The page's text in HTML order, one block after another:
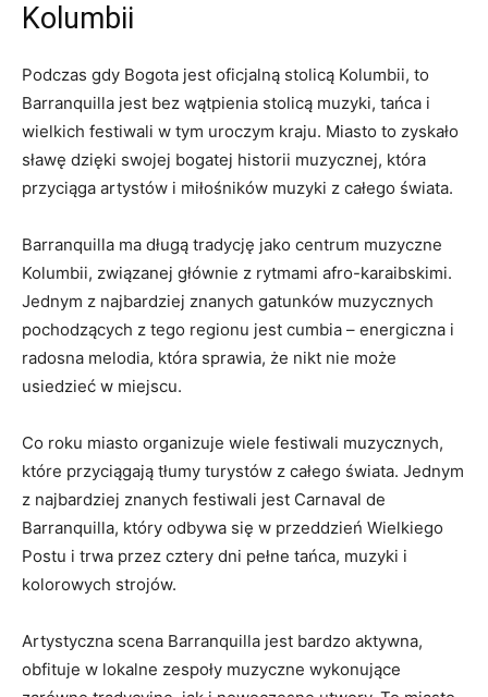
Kolumbii
Podczas⁤ gdy⁣ Bogota jest oficjalną stolicą Kolumbii, to
Barranquilla jest ⁤bez​ wątpienia ⁣stolicą muzyki, tańca‍ i
wielkich ⁢festiwali w tym uroczym kraju. Miasto to zyskało
sławę ‍dzięki swojej bogatej historii muzycznej, która
‌przyciąga artystów‌ i miłośników muzyki z całego świata.
Barranquilla ma długą tradycję‌ jako centrum muzyczne
Kolumbii,​ związanej głównie ‍z rytmami afro-karaibskimi.
Jednym z najbardziej znanych gatunków ​muzycznych
⁢pochodzących z tego regionu jest cumbia – energiczna i​
radosna melodia, która sprawia, ‍że nikt nie może
usiedzieć‍ w miejscu.
Co roku miasto organizuje wiele festiwali muzycznych,
które przyciągają tłumy turystów z całego‍ świata. Jednym
z najbardziej ​znanych ‌festiwali​ jest Carnaval de⁣
Barranquilla, który⁤ odbywa się w przeddzień Wielkiego
Postu i trwa ⁤przez cztery dni ⁤pełne tańca, muzyki ⁣i
⁢kolorowych ⁣strojów.
Artystyczna scena Barranquilla jest bardzo aktywna,
obfituje‌ w​ lokalne zespoły muzyczne wykonujące